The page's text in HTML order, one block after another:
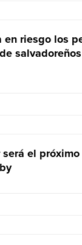
riesgo los
el